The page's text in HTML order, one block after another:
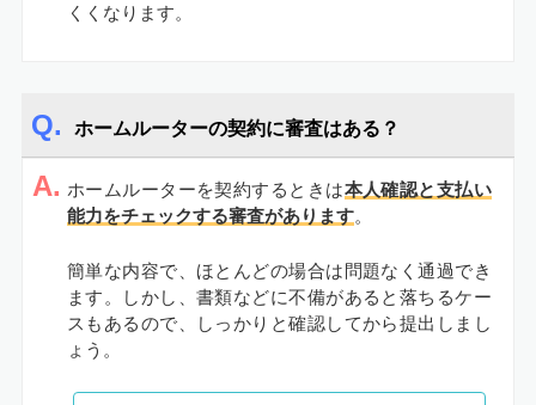
くくなります。
ホームルーターの契約に審査はある？
A. ホームルーターを契約するときは本人確認と支払い
能力をチェックする審査があります。
簡単な内容で、ほとんどの場合は問題なく通過でき
ます。しかし、書類などに不備があると落ちるケー
スもあるので、しっかりと確認してから提出しまし
ょう。